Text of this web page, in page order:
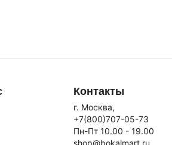
Контакты
г. Москва,
+7(800)707-05-73
Пн-Пт 10.00 - 19.00
shop@bokalmart.ru